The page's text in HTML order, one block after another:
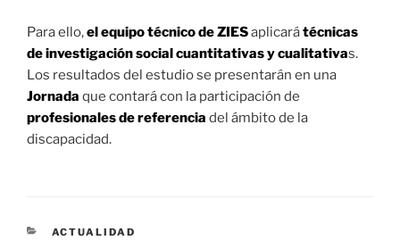
Para ello,el equipo técnico de ZIESaplicarátécnicas
de investigación social cuantitativas y cualitativas.
Los resultados del estudio se presentarán en una
Jornada que contará con la participación de
profesionales de referencia del ámbito de la
discapacidad.
CATEGORÍAS
ACTUALIDAD